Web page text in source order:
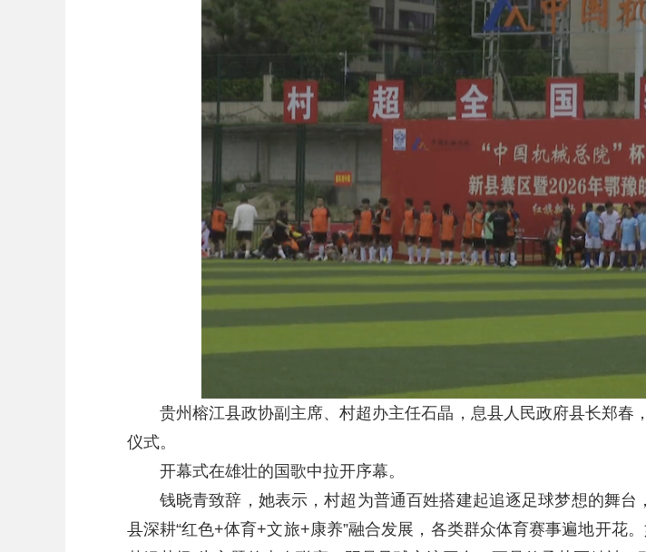
贵州榕江县政协副主席、村超办主任石晶，息县人民政府县长郑春
仪式。
开幕式在雄壮的国歌中拉开序幕。
钱晓青致辞，她表示，村超为普通百姓搭建起追逐足球梦想的舞台
县深耕“红色+体育+文旅+康养”融合发展，各类群众体育赛事遍地开花